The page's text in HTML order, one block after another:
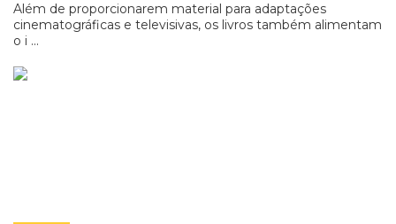
Além de proporcionarem material para adaptações
cinematográficas e televisivas, os livros também alimentam
o i ...